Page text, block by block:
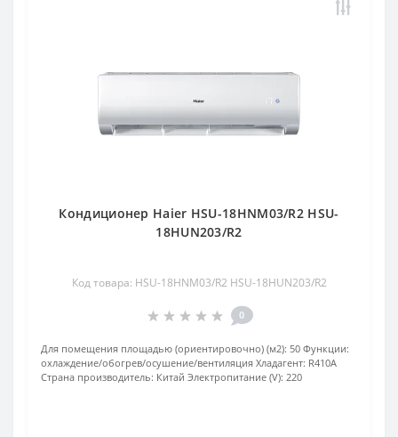
Кондиционер Haier HSU-18HNM03/R2 HSU-
18HUN203/R2
Код товара: HSU-18HNM03/R2 HSU-18HUN203/R2
0
Для помещения площадью (ориентировочно) (м2): 50 Функции:
охлаждение/обогрев/осушение/вентиляция Хладагент: R410А
Страна производитель: Китай Электропитание (V): 220